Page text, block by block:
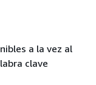
a la vez al
clave